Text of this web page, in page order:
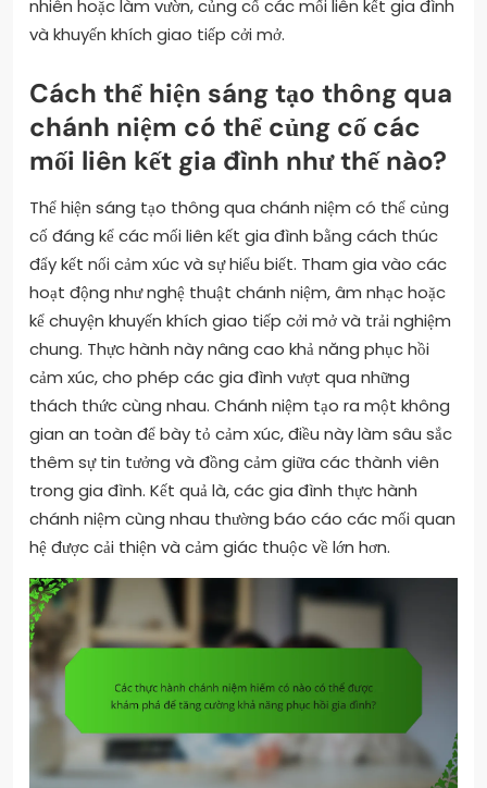
nhiên hoặc làm vườn, củng cố các mối liên kết gia đình
và khuyến khích giao tiếp cởi mở.
Cách thể hiện sáng tạo thông qua
chánh niệm có thể củng cố các
mối liên kết gia đình như thế nào?
Thể hiện sáng tạo thông qua chánh niệm có thể củng
cố đáng kể các mối liên kết gia đình bằng cách thúc
đẩy kết nối cảm xúc và sự hiểu biết. Tham gia vào các
hoạt động như nghệ thuật chánh niệm, âm nhạc hoặc
kể chuyện khuyến khích giao tiếp cởi mở và trải nghiệm
chung. Thực hành này nâng cao khả năng phục hồi
cảm xúc, cho phép các gia đình vượt qua những
thách thức cùng nhau. Chánh niệm tạo ra một không
gian an toàn để bày tỏ cảm xúc, điều này làm sâu sắc
thêm sự tin tưởng và đồng cảm giữa các thành viên
trong gia đình. Kết quả là, các gia đình thực hành
chánh niệm cùng nhau thường báo cáo các mối quan
hệ được cải thiện và cảm giác thuộc về lớn hơn.